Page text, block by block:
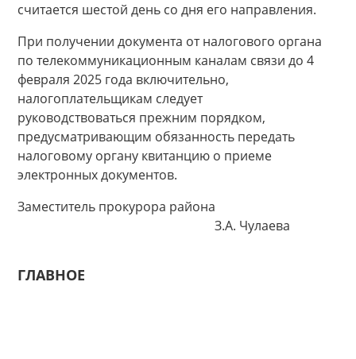
считается шестой день со дня его направления.
При получении документа от налогового органа
по телекоммуникационным каналам связи до 4
февраля 2025 года включительно,
налогоплательщикам следует
руководствоваться прежним порядком,
предусматривающим обязанность передать
налоговому органу квитанцию о приеме
электронных документов.
Заместитель прокурора района
З.А. Чулаева
ГЛАВНОЕ